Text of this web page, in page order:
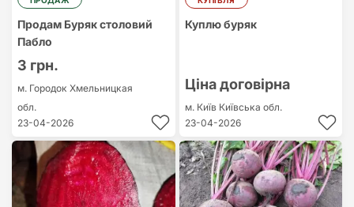
Продам Буряк столовий
Пабло
3 грн.
м. Городок Хмельницкая
обл.
23-04-2026
Куплю буряк
Ціна договірна
м. Київ Київська обл.
23-04-2026